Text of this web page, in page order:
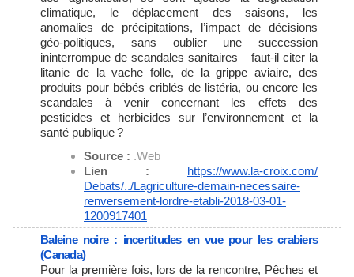
climatique, le déplacement des saisons, les
anomalies de précipitations, l’impact de décisions
géo-politiques, sans oublier une succession
ininterrompue de scandales sanitaires – faut-il citer la
litanie de la vache folle, de la grippe aviaire, des
produits pour bébés criblés de listéria, ou encore les
scandales à venir concernant les effets des
pesticides et herbicides sur l’environnement et la
santé publique ?
Source : .Web
Lien : https://www.la-croix.com/
Debats/../Lagriculture-demain-necessaire-
renversement-lordre-etabli-2018-03-01-
1200917401
Baleine noire : incertitudes en vue pour les crabiers
(Canada)
Pour la première fois, lors de la rencontre, Pêches et